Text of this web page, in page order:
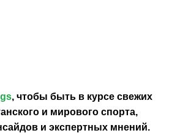
, чтобы быть в курсе свежих
и мирового спорта,
и экспертных мнений.